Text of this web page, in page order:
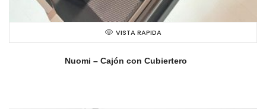
VISTA RAPIDA
Nuomi – Cajón con Cubiertero